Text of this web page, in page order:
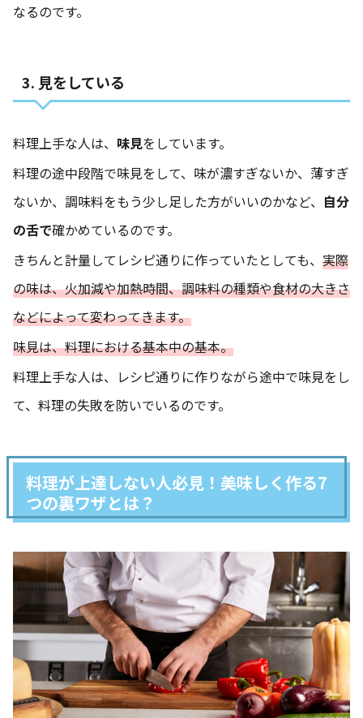
なるのです。
3. 見をしている
料理上手な人は、 味見をしています。
料理の途中段階で味見をして、味が濃すぎないか、薄すぎ
ないか、調味料をもう少し足した方がいいのかなど、 自分
の舌で確かめているのです。
きちんと計量してレシピ通りに作っていたとしても、 実際
の味は、火加減や加熱時間、調味料の種類や食材の大きさ
などによって変わってきます。
味見は、料理における基本中の基本。
料理上手な人は、レシピ通りに作りながら途中で味見をし
て、料理の失敗を防いでいるのです。
料理が上達しない人必見！美味しく作る7
つの裏ワザとは？